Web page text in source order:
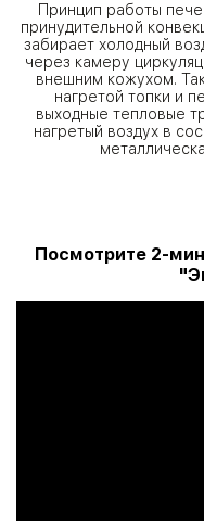
Принцип работы
принудительной
забирает холодный
через камеру
внешним кожухом.
нагретой топки и
выходные тепловые
нагретый воздух в
Посмотрите 2-